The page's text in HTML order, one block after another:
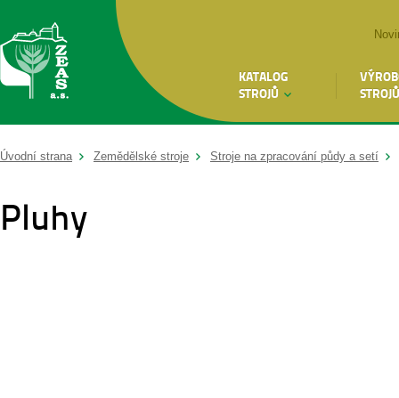
KATALOG
STROJŮ
STROJŮ
Úvodní strana Zemědělské stroje Stroje na zpracování půdy a setí
Pluhy